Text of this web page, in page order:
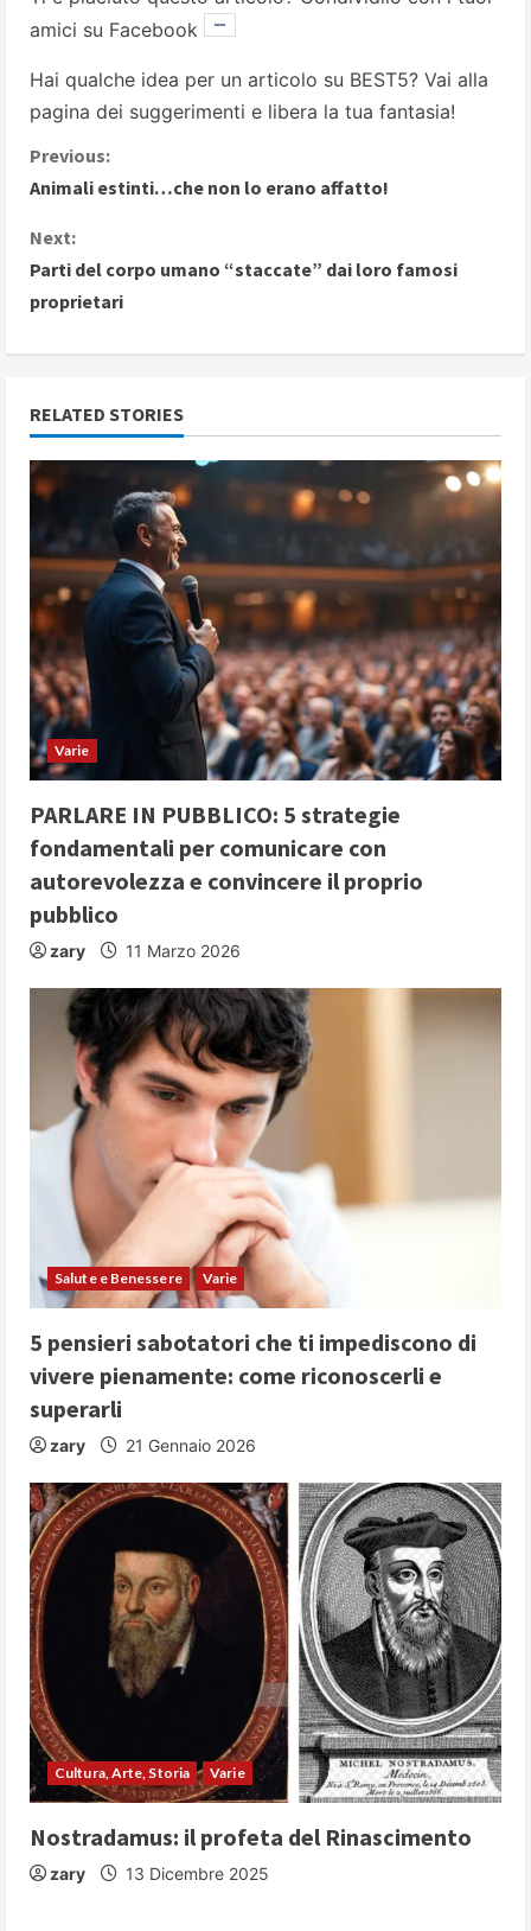
amici su Facebook
Hai qualche idea per un articolo su BEST5? Vai alla
pagina dei suggerimenti e libera la tua fantasia!
C
n
t
i
n
u
e
R
e
a
d
i
n
g
Previous:
Animali estinti…che non lo erano affatto!
Next:
Parti del corpo umano “staccate” dai loro famosi
proprietari
RELATED STORIES
Varie
PARLARE IN PUBBLICO: 5 strategie
fondamentali per comunicare con
autorevolezza e convincere il proprio
pubblico
zary 11 Marzo 2026
Salute e Benessere Varie
5 pensieri sabotatori che ti impediscono di
vivere pienamente: come riconoscerli e
superarli
zary 21 Gennaio 2026
Cultura, Arte, Storia Varie
Nostradamus: il profeta del Rinascimento
zary 13 Dicembre 2025